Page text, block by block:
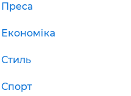
Преса
Економіка
Стиль
Спорт